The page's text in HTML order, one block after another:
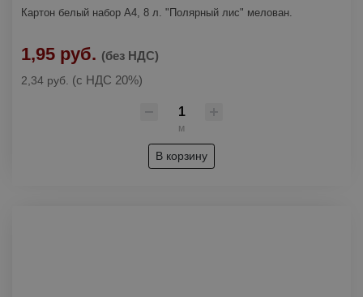
Картон белый набор А4, 8 л. "Полярный лис" мелован.
1,95 руб. (без НДС)
2,34 руб. (с НДС 20%)
м
В корзину